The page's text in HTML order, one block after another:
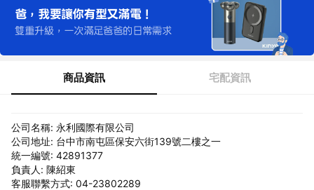
商品資訊 宅配資訊
公司名稱: 永利國際有限公司
公司地址: 台中市南屯區保安六街139號二樓之一
統一編號: 42891377
負責人: 陳紹東
客服聯繫方式: 04-23802289